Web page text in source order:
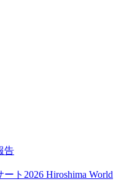
告
ト2026 Hiroshima World